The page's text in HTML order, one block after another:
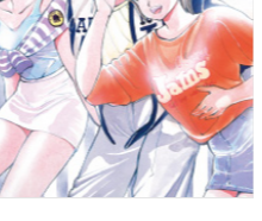
人卻被公認為擅長貿易，在東
投資經營的事業。作者創造
球史的角度去詮釋潮州人成功
究所研究員